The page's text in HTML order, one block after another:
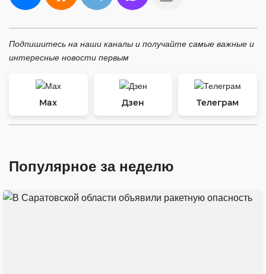
Подпишитесь на наши каналы и получайте самые важные и
интересные новости первым
Max Дзен Телеграм
Популярное за неделю